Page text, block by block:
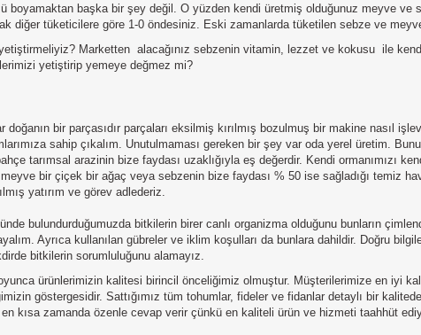
boyamaktan başka bir şey değil. O yüzden kendi üretmiş olduğunuz meyve
diğer tüketicilere göre 1-0 öndesiniz. Eski zamanlarda tüketilen sebze ve
Marketten alacağınız sebzenin vitamin, lezzet ve kokusu ile
yetiştirip yemeye değmez mi?
doğanın bir parçasıdır parçaları eksilmiş kırılmış bozulmuş bir makine
sahip çıkalım. Unutulmaması gereken bir şey var oda yerel üretim.
tarımsal arazinin bize faydası uzaklığıyla eş değerdir. Kendi
bir çiçek bir ağaç veya sebzenin bize faydası % 50 ise sağladığı temiz
yatırım ve görev adlederiz.
bulundurduğumuzda bitkilerin birer canlı organizma olduğunu bunların
Ayrıca kullanılan gübreler ve iklim koşulları da bunlara dahildir. Doğru
bitkilerin sorumluluğunu alamayız.
ürünlerimizin kalitesi birincil önceliğimiz olmuştur. Müşterilerimize en iyi
göstergesidir. Sattığımız tüm tohumlar, fideler ve fidanlar detaylı bir
kısa zamanda özenle cevap verir çünkü en kaliteli ürün ve hizmeti taahhüt